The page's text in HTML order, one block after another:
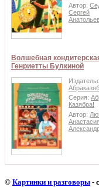
Автор:
Сергей
Волшебная
Генриетты Булкиной
Серия:
Казябра!
Автор:
Анастасия
© Картинки и разговоры -